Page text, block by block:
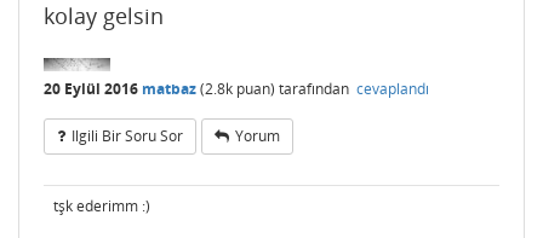
kolay gelsin
20 Eylül 2016 matbaz(2.8k puan) tarafından cevaplandı
Ilgili Bir Soru Sor Yorum
tşk ederimm :)